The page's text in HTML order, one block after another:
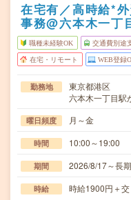
在宅有／高時給*
事務@六本木一丁
職種未経験OK 交通費別途
在宅・リモート WEB登録
勤務地
東京都港区
六本木一丁目駅
曜日頻度 月～金
時間 10:00～19:00
期間 2026/8/17～長
時給 時給1900円＋交